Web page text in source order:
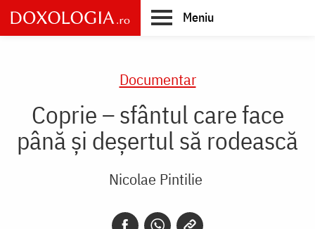
Skip
to
main
Meniu
Documentar
Coprie – sfântul care face
până și deșertul să rodească
Nicolae Pintilie